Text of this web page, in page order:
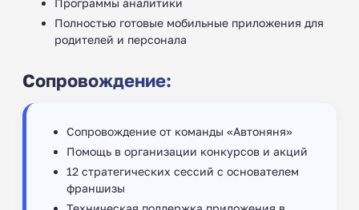
Полностью готовые мобильные приложения для
родителей и персонала
Сопровождение:
Сопровождение от команды «Автоняня»
Помощь в организации конкурсов и акций
12 стратегических сессий с основателем
франшизы